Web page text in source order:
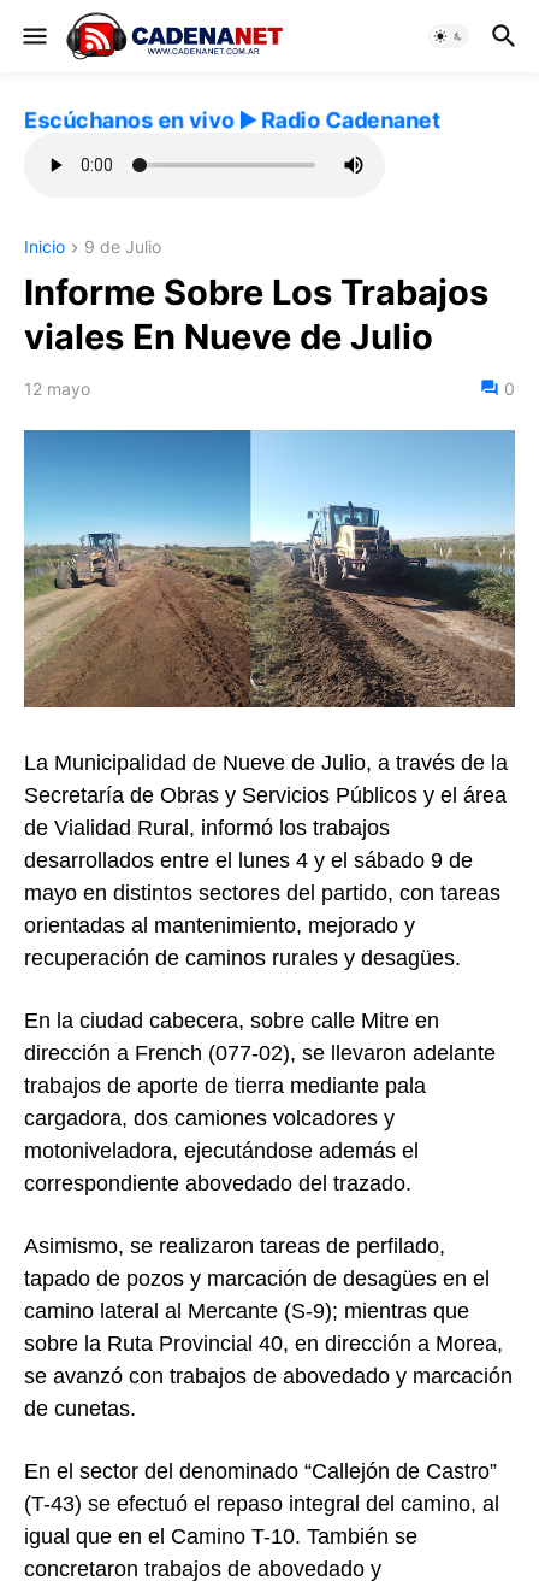
Escúchanos en vivo ▶️ Radio Cadenanet
Inicio 9 de Julio
Informe Sobre Los Trabajos
viales En Nueve de Julio
12 mayo 0
La Municipalidad de Nueve de Julio, a través de la
Secretaría de Obras y Servicios Públicos y el área
de Vialidad Rural, informó los trabajos
desarrollados entre el lunes 4 y el sábado 9 de
mayo en distintos sectores del partido, con tareas
orientadas al mantenimiento, mejorado y
recuperación de caminos rurales y desagües.
En la ciudad cabecera, sobre calle Mitre en
dirección a French (077-02), se llevaron adelante
trabajos de aporte de tierra mediante pala
cargadora, dos camiones volcadores y
motoniveladora, ejecutándose además el
correspondiente abovedado del trazado.
Asimismo, se realizaron tareas de perfilado,
tapado de pozos y marcación de desagües en el
camino lateral al Mercante (S-9); mientras que
sobre la Ruta Provincial 40, en dirección a Morea,
se avanzó con trabajos de abovedado y marcación
de cunetas.
En el sector del denominado “Callejón de Castro”
(T-43) se efectuó el repaso integral del camino, al
igual que en el Camino T-10. También se
concretaron trabajos de abovedado y